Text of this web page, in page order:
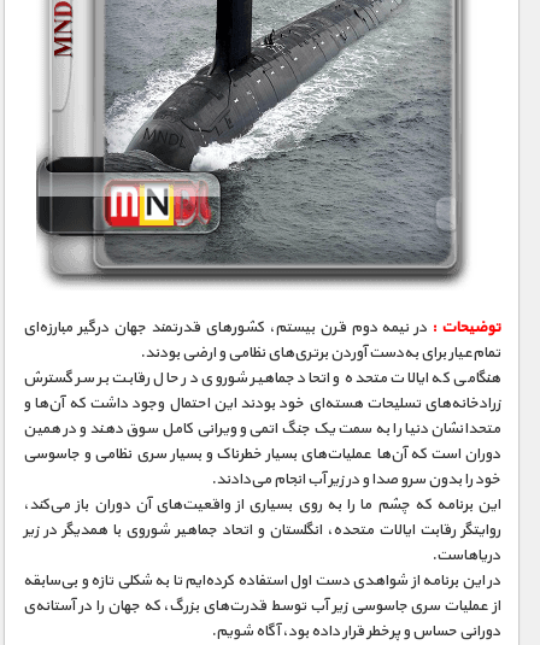
کیهان / نجوم
گردشگری
ماورایی
مسابقات / ورزشی
مستند های اختصاصی
توضیحات : در نیمه‌ دوم قرن بیستم، کشورهای قدرتمند جهان درگیر مبارزه‌ای
تمام‌عیار برای به‌دست آوردن برتری‌های نظامی و ارضی بودند.
هنگامی که ایالات متحده و اتحاد جماهیر شوروی در حال رقابت بر سر گسترش
زرادخانه‌های تسلیحات هسته‌ای خود بودند این احتمال وجود داشت که آن‌ها و
متحدانشان دنیا را به سمت یک جنگ اتمی و ویرانی کامل سوق دهند و در همین
دوران است که آن‌ها عملیات‌های بسیار خطرناک و بسیار سری نظامی و جاسوسی
خود را بدون سرو صدا و در زیر آب انجام می‌دادند.
این برنامه که چشم ما را به روی بسیاری از واقعیت‌های آن دوران باز می‌کند،
روایتگر رقابت ایالات متحده، انگلستان و اتحاد جماهیر شوروی با همدیگر در زیر
دریاهاست.
در این برنامه از شواهدی دست اول استفاده کرده‌ایم تا به شکلی تازه و بی‌سابقه
از عملیات سری جاسوسی زیر آب توسط قدرت‌های بزرگ، که جهان را در آستانه‌ی
دورانی حساس و پرخطر قرار داده بود، آگاه شویم.